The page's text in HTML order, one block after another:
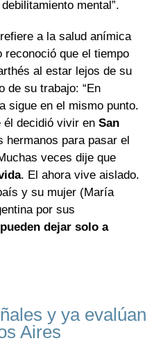
mental”.
a la salud anímica
reconoció que el tiempo
al estar lejos de su
de su trabajo: “En
sigue en el mismo punto.
él decidió vivir en San
hermanos para pasar el
veces dije que
. El ahora vive aislado.
y su mujer (María
por sus
pueden dejar solo a
y ya evalúan
Aires